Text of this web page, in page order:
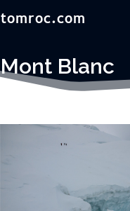
Mont Blanc